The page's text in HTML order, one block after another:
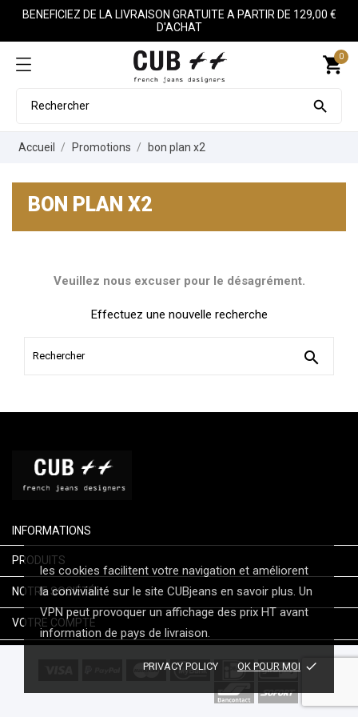
les cookies facilitent votre navigation et améliorent
la convivialité sur le site CUBjeans en savoir plus. Un
VPN peut provoquer un affichage des prix HT avant
information de pays de livraison.
PRIVACY POLICY OK POUR MOI done
BENEFICIEZ DE LA LIVRAISON GRATUITE A PARTIR DE 129,00 €
D'ACHAT
shopping_cart
0

Accueil Promotions bon plan x2
BON PLAN X2
Veuillez nous excuser pour le désagrément.
Effectuez une nouvelle recherche

INFORMATIONS
PRODUITS
NOTRE SOCIÉTÉ
VOTRE COMPTE